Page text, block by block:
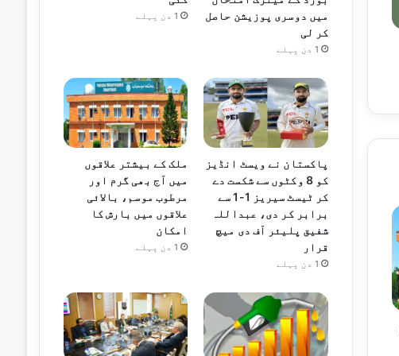
میں دوسری پوزیشن حاصل
کر لی
1 دن پہلے
1 دن پہلے
پاکستان نے ویسٹ انڈیز
کو 8 وکٹوں سے شکست دے
کر ٹیسٹ سیریز 1-1 سے
برابر کر دی، عبداللہ
شفیق پلیئر آف دی میچ
قرار
1 دن پہلے
ملک کے بیشتر علاقوں
میں آج بھی گرم اور
مرطوب موسم، بالائی
علاقوں میں بارش کا
امکان
1 دن پہلے